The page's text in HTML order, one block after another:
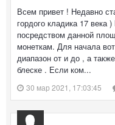
Всем привет ! Недавно
гордого кладика 17 века
посредством данной
монеткам. Для начала
диапазон от и до , а
блеске . Если ком...
30 мар 2021, 17:03:45